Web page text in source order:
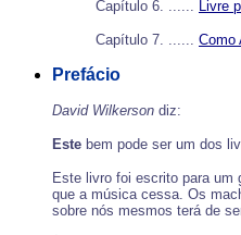
Capítulo 6. ...... Livre
Capítulo 7. ...... Como
Prefácio
David Wilkerson diz:
Este bem pode ser um dos
Este livro foi escrito para um
que a música cessa. Os
sobre nós mesmos terá de